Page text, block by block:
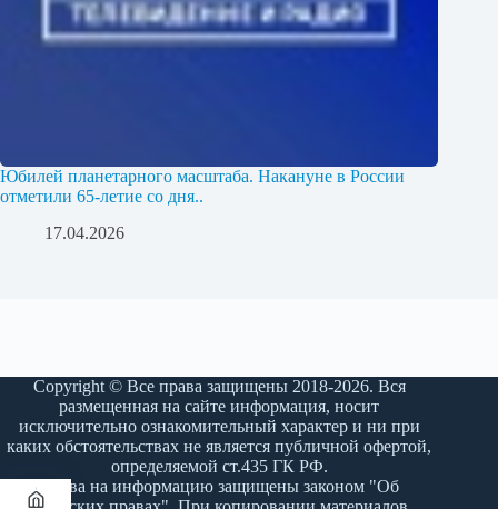
Юбилей планетарного масштаба. Накануне в России
отметили 65-летие со дня..
17.04.2026
Copyright © Все права защищены 2018-2026. Вся
размещенная на сайте информация, носит
исключительно ознакомительный характер и ни при
каких обстоятельствах не является публичной офертой,
определяемой ст.435 ГК РФ.
Права на информацию защищены законом "Об